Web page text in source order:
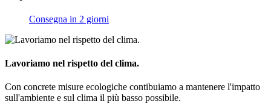
Consegna in 2 giorni
Lavoriamo nel rispetto del clima.
Con concrete misure ecologiche contibuiamo a mantenere l'impatto
sull'ambiente e sul clima il più basso possibile.